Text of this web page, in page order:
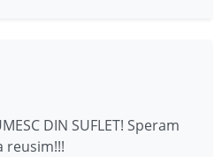
DIN SUFLET! Speram
reusim!!!